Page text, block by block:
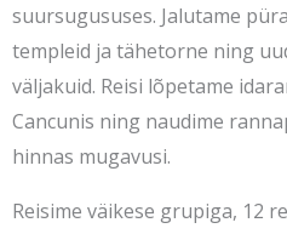
suursugususes. Jalutame
templeid ja tähetorne ning
väljakuid. Reisi lõpetame
Cancunis ning naudime
hinnas mugavusi.
Reisime väikese grupiga, 12